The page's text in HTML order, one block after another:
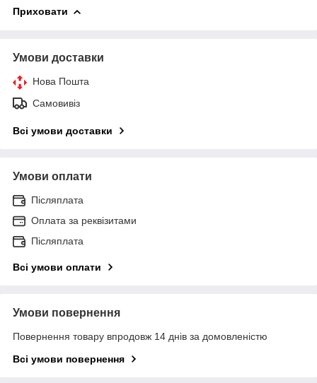
Приховати
Умови доставки
Нова Пошта
Самовивіз
Всі умови доставки
Умови оплати
Післяплата
Оплата за реквізитами
Післяплата
Всі умови оплати
Умови повернення
Повернення товару впродовж 14 днів за домовленістю
Всі умови повернення